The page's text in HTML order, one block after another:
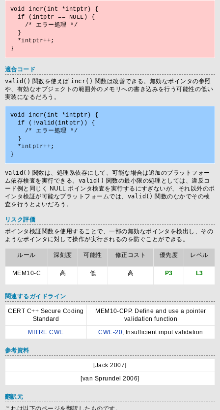
void incr(int *intptr) {
適合コード
valid() 関数を使えば incr() 関数は改善できる。無効なポインタの参照
や、有効なオブジェクトの範囲外のメモリへの書き込みを行う可能性の低い
実装になるだろう。
void incr(int *intptr) {
valid() 関数は、処理系依存にして、可能な場合は追加のプラットフォー
ム依存検査を実行できる。 valid() 関数の最小限の処理としては、違反コ
ード例と同じく NULL ポインタ検査を実行するにすぎないが、それ以外のポ
インタ検証が可能なプラットフォームでは、 valid() 関数のなかでその検
査を行うとよいだろう。
リスク評価
ポインタ検証関数を使用することで、一部の無効なポインタを検出し、その
ようなポインタに対して操作が実行されるのを防ぐことができる。
ルール 深刻度 可能性 修正コスト 優先度 レベル
MEM10-C 高 低 高 P3 L3
関連するガイドライン
CERT C++ Secure Coding
Standard
MEM10-CPP. Define and use a pointer
validation function
MITRE CWE
CWE-20, Insufficient input validation
参考資料
[Jack 2007]
[van Sprundel 2006]
翻訳元
これは以下のページを翻訳したものです。